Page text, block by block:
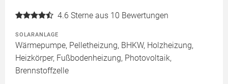
4.6 Sterne aus 10 Bewertungen
SOLARANLAGE
Wärmepumpe, Pelletheizung, BHKW, Holzheizung,
Heizkörper, Fußbodenheizung, Photovoltaik,
Brennstoffzelle